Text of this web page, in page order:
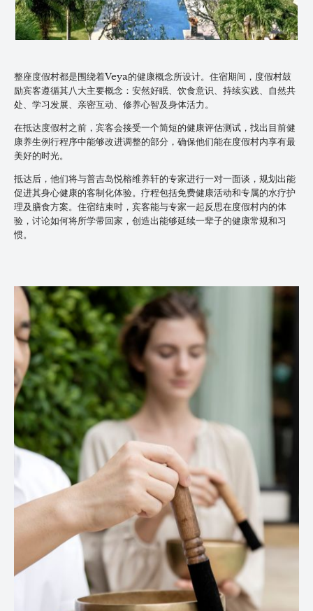
整座度假村都是围绕着Veya的健康概念所设计。住宿期间，度假村鼓
励宾客遵循其八大主要概念：安然好眠、饮食意识、持续实践、自然共
处、学习发展、亲密互动、修养心智及身体活力。
在抵达度假村之前，宾客会接受一个简短的健康评估测试，找出目前健
康养生例行程序中能够改进调整的部分，确保他们能在度假村内享有最
美好的时光。
抵达后，他们将与普吉岛悦榕维养轩的专家进行一对一面谈，规划出能
促进其身心健康的客制化体验。疗程包括免费健康活动和专属的水疗护
理及膳食方案。住宿结束时，宾客能与专家一起反思在度假村内的体
验，讨论如何将所学带回家，创造出能够延续一辈子的健康常规和习
惯。